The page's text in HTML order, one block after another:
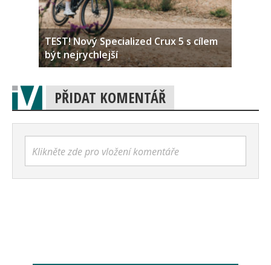
TEST! Nový Specialized Crux 5 s cílem
být nejrychlejší
PŘIDAT KOMENTÁŘ
Klikněte zde pro vložení komentáře